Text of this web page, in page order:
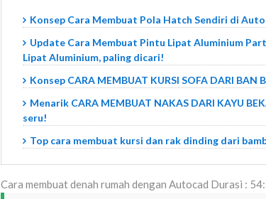
Konsep Cara Membuat Pola Hatch Sendiri di
Update Cara Membuat Pintu Lipat Aluminium
Lipat Aluminium, paling dicari!
Konsep CARA MEMBUAT KURSI SOFA DARI BAN
Menarik CARA MEMBUAT NAKAS DARI KAYU
seru!
Top cara membuat kursi dan rak dinding dari
Cara membuat denah rumah dengan Autocad Durasi :